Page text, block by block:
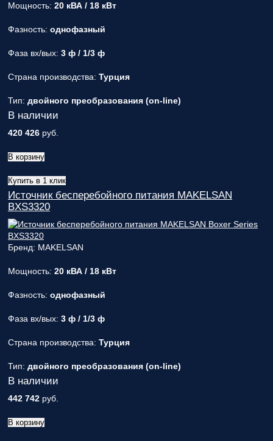
Мощность: 20 кВА / 18 кВт
Фазность: однофазный
Фаза вх/вых: 3 ф / 1/3 ф
Страна производства: Турция
Тип: двойного преобразования (on-line)
В наличии
420 426 руб.
В корзину
Купить в 1 клик
Источник бесперебойного питания MAKELSAN
BXS3320
Бренд: MAKELSAN
Мощность: 20 кВА / 18 кВт
Фазность: однофазный
Фаза вх/вых: 3 ф / 1/3 ф
Страна производства: Турция
Тип: двойного преобразования (on-line)
В наличии
442 742 руб.
В корзину